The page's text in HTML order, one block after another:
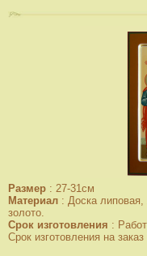
Размер : 27-31см
Материал : Доска
золото.
Срок изготовления :
Срок изготовления на заказ